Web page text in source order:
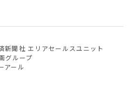
新聞社 エリアセールスユニット
グループ
アール